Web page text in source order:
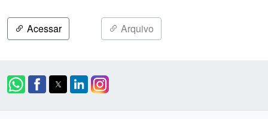
Acessar Arquivo